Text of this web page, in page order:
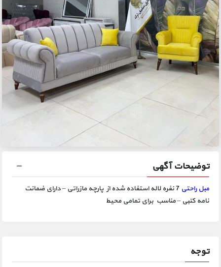
توضیحات آگهی
مبل راحتی
7 نفره لاله استفاده شده از پارچه مازراتی – دارای ضمانت
نامه کتبی – مناسب برای تمامی محیط
توجه